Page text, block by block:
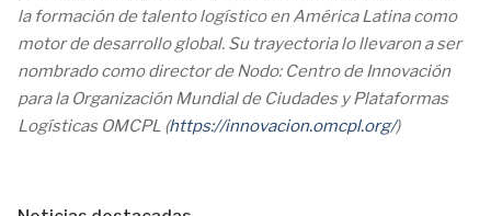
la formación de talento logístico en América Latina como
motor de desarrollo global. Su trayectoria lo llevaron a ser
nombrado como director de Nodo: Centro de Innovación
para la Organización Mundial de Ciudades y Plataformas
Logísticas OMCPL (https://innovacion.omcpl.org/)